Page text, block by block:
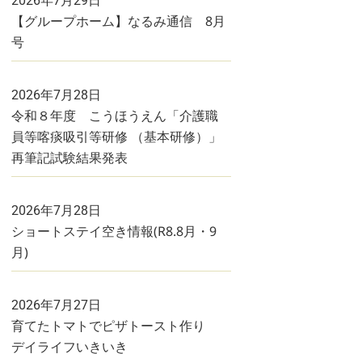
【グループホーム】なるみ通信 8月
号
2026年7月28日
令和８年度 こうほうえん「介護職
員等喀痰吸引等研修 （基本研修）」
再筆記試験結果発表
2026年7月28日
ショートステイ空き情報(R8.8月・9
月)
2026年7月27日
育てたトマトでピザトースト作り
デイライフいきいき